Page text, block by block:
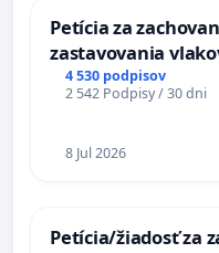
Petícia za
zastavovania
Expres (Ex)
stanici Púchov
4 530 podpisov
2 542 Podpisy / 30 dni
8 Jul 2026
Petícia/žiadosť za